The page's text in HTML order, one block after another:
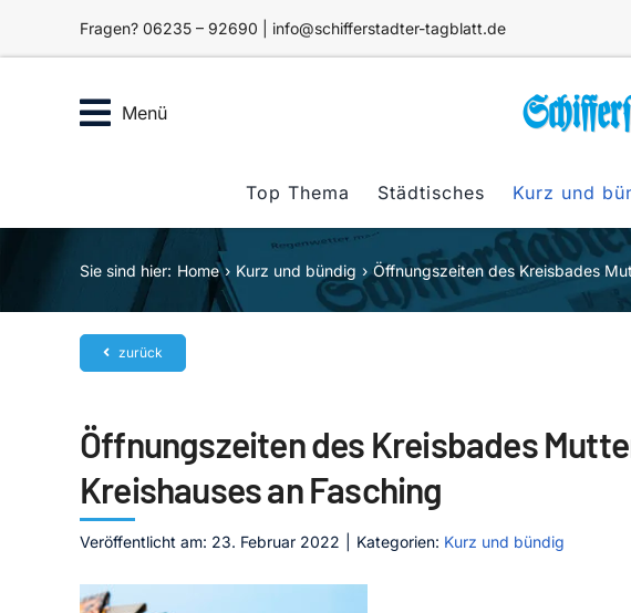
Fragen? 06235 – 92690 | info@schifferstadter-tagblatt.de
Menü
Top Thema Städtisches Kurz und
Sie sind hier: Home Kurz und bündig Öffnungszeiten des Kreisbades
zurück
Öffnungszeiten des Kreisbades
Kreishauses an Fasching
Veröffentlicht am: 23. Februar 2022 Kategorien: Kurz und bündig